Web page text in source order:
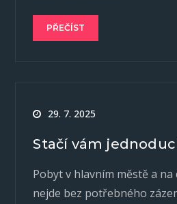
PŘEČÍST
29. 7. 2025
Stačí vám
Pobyt v hlavním městě a
nejde bez potřebného